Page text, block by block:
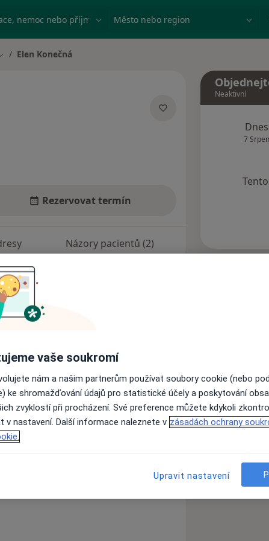
nemoc nebo příjmení Město nebo region
města
Elen Konečná
Rezervovat termín
Názory pacientů (2)
zejména pro psy.
malých zvířat pod ASOFYREZ.
pod vedením odborníků.
republiky, z.s.)
Neaktivní
Dnes
7 Srpen
vaše soukromí
nám a našim partnerům používat soubory cookie (nebo
ke shromažďování údajů pro statistické účely a poskytování
zvyklostí při procházení. Své preference můžete kdykoli
v nastavení. Další informace naleznete v zásadách ochrany
Upravit nastavení